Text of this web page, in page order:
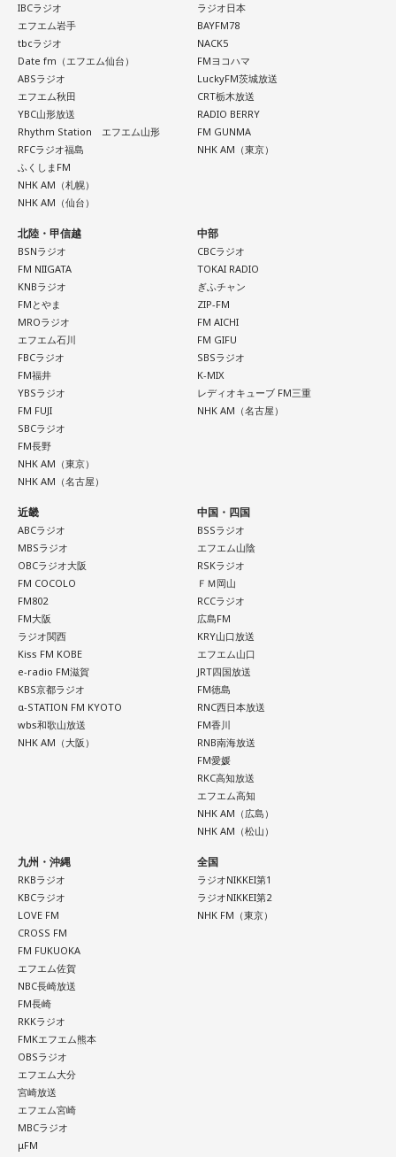
IBCラジオ
エフエム岩手
tbcラジオ
Date fm（エフエム仙台）
ABSラジオ
エフエム秋田
YBC山形放送
Rhythm Station エフエム山形
RFCラジオ福島
ふくしまFM
NHK AM（札幌）
NHK AM（仙台）
ラジオ日本
BAYFM78
NACK5
FMヨコハマ
LuckyFM茨城放送
CRT栃木放送
RADIO BERRY
FM GUNMA
NHK AM（東京）
北陸・甲信越
BSNラジオ
FM NIIGATA
KNBラジオ
FMとやま
MROラジオ
エフエム石川
FBCラジオ
FM福井
YBSラジオ
FM FUJI
SBCラジオ
FM長野
NHK AM（東京）
NHK AM（名古屋）
中部
CBCラジオ
TOKAI RADIO
ぎふチャン
ZIP-FM
FM AICHI
FM GIFU
SBSラジオ
K-MIX
レディオキューブ FM三重
NHK AM（名古屋）
近畿
ABCラジオ
MBSラジオ
OBCラジオ大阪
FM COCOLO
FM802
FM大阪
ラジオ関西
Kiss FM KOBE
e-radio FM滋賀
KBS京都ラジオ
α-STATION FM KYOTO
wbs和歌山放送
NHK AM（大阪）
中国・四国
BSSラジオ
エフエム山陰
RSKラジオ
ＦＭ岡山
RCCラジオ
広島FM
KRY山口放送
エフエム山口
JRT四国放送
FM徳島
RNC西日本放送
FM香川
RNB南海放送
FM愛媛
RKC高知放送
エフエム高知
NHK AM（広島）
NHK AM（松山）
九州・沖縄
RKBラジオ
KBCラジオ
LOVE FM
CROSS FM
FM FUKUOKA
エフエム佐賀
NBC長崎放送
FM長崎
RKKラジオ
FMKエフエム熊本
OBSラジオ
エフエム大分
宮崎放送
エフエム宮崎
MBCラジオ
μFM
全国
ラジオNIKKEI第1
ラジオNIKKEI第2
NHK FM（東京）